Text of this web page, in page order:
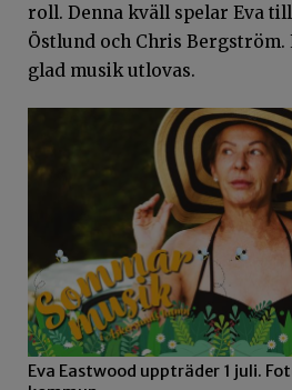
roll. Denna kväll spelar Eva
Östlund och Chris Bergström.
glad musik utlovas.
Eva Eastwood uppträder 1 juli.